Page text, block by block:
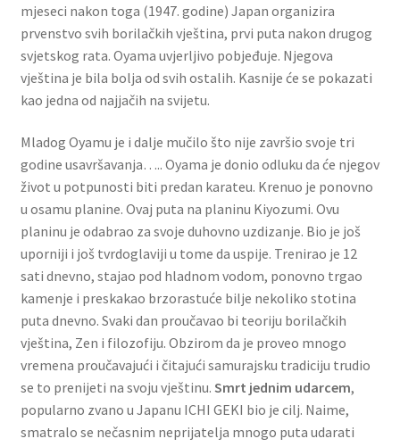
mjeseci nakon toga (1947. godine) Japan organizira
prvenstvo svih borilačkih vještina, prvi puta nakon drugog
svjetskog rata. Oyama uvjerljivo pobjeđuje. Njegova
vještina je bila bolja od svih ostalih. Kasnije će se pokazati
kao jedna od najjačih na svijetu.
Mladog Oyamu je i dalje mučilo što nije završio svoje tri
godine usavršavanja….. Oyama je donio odluku da će njegov
život u potpunosti biti predan karateu. Krenuo je ponovno
u osamu planine. Ovaj puta na planinu Kiyozumi. Ovu
planinu je odabrao za svoje duhovno uzdizanje. Bio je još
uporniji i još tvrdoglaviji u tome da uspije. Trenirao je 12
sati dnevno, stajao pod hladnom vodom, ponovno trgao
kamenje i preskakao brzorastuće bilje nekoliko stotina
puta dnevno. Svaki dan proučavao bi teoriju borilačkih
vještina, Zen i filozofiju. Obzirom da je proveo mnogo
vremena proučavajući i čitajući samurajsku tradiciju trudio
se to prenijeti na svoju vještinu. Smrt jednim udarcem,
popularno zvano u Japanu ICHI GEKI bio je cilj. Naime,
smatralo se nečasnim neprijatelja mnogo puta udarati